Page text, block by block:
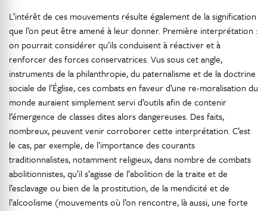
L’intérêt de ces mouvements résulte également de la signification
que l’on peut être amené à leur donner. Première interprétation :
on pourrait considérer qu’ils conduisent à réactiver et à
renforcer des forces conservatrices. Vus sous cet angle,
instruments de la philanthropie, du paternalisme et de la doctrine
sociale de l’Église, ces combats en faveur d’une re-moralisation du
monde auraient simplement servi d’outils afin de contenir
l’émergence de classes dites alors dangereuses. Des faits,
nombreux, peuvent venir corroborer cette interprétation. C’est
le cas, par exemple, de l’importance des courants
traditionnalistes, notamment religieux, dans nombre de combats
abolitionnistes, qu’il s’agisse de l’abolition de la traite et de
l’esclavage ou bien de la prostitution, de la mendicité et de
l’alcoolisme (mouvements où l’on rencontre, là aussi, une forte